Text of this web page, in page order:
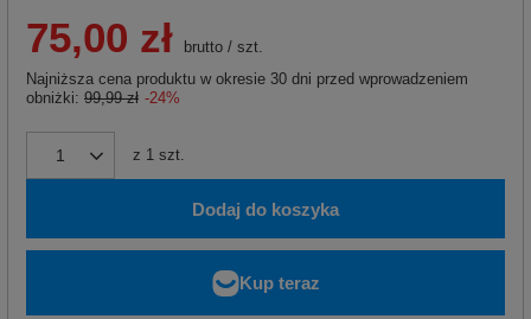
75,00 zł brutto / szt.
Najniższa cena produktu w okresie 30 dni przed wprowadzeniem
obniżki: 99,99 zł -24%
z 1 szt.
Dodaj do koszyka